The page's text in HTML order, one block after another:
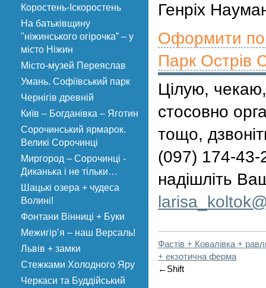
Коростень-Іскоростень
На батьківщину
"ніжинського огірочка” – у
місто Ніжин
Місто-музей Переяслав
Умань. Софіївський парк
Чернігів древній
Київ – Богданівка – Яготин
Сорочинський ярмарок.
Великі Сорочинці
Миргород – Сорочинці -
Диканька і не тільки…
Шацькі озера + чудеса
Волині!
Фонтани Вінниці + Буки
Межигір’я – наш Версаль!
Львів + замки
Стежками Холодного Яру
Черкаси та Буддійський
Генріх
Оформити
Парк Острів
Цілую,
стосовно
тощо,
(097) 174-
надішліть
Фастів + Ковалівка +
+ екзотична ферма
←Shift